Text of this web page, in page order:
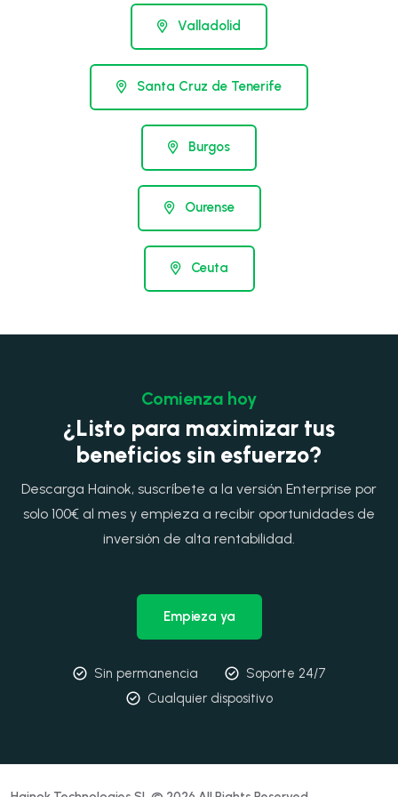
Valladolid
Santa Cruz de Tenerife
Burgos
Ourense
Ceuta
Comienza hoy
¿Listo para maximizar tus
beneficios sin esfuerzo?
Descarga Hainok, suscríbete a la versión Enterprise por
solo 100€ al mes y empieza a recibir oportunidades de
inversión de alta rentabilidad.
Empieza ya
Sin permanencia
Soporte 24/7
Cualquier dispositivo